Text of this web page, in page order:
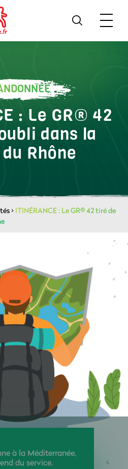
: Le GR® 42
dans la
Rhône
> ITINÉRANCE : Le GR® 42 tiré de
à la Méditerranée,
du service.